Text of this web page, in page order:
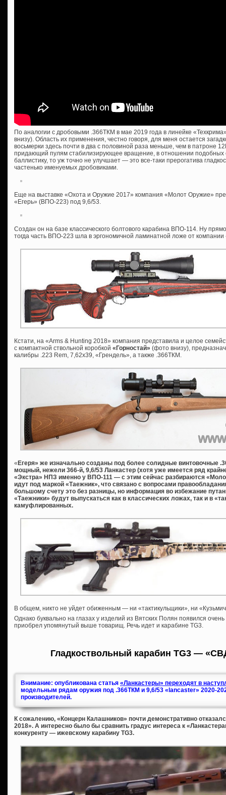
По аналогии с дробовыми .366ТКМ в мае 2019 года в линейке
внизу). Область их применения, честно говоря, для меня остается
восьмерки здесь почти в два с половиной раза меньше, чем в патроне
придающий пулям стабилизирующее вращение, в отношении подобных
баллистику, то уж точно не улучшает — это все-таки прерогатива
частенько именуемых дробовиками.
Еще на выставке «Охота и Оружие 2017» компания «Молот Оружие»
«Егерь» (ВПО-223) под 9,6/53.
Создан он на базе классического болтового карабина ВПО-114. Ну
тогда часть ВПО-223 шла в эргономичной ламинатной ложе от компании
Кстати, на «Arms & Hunting 2018» компания представила и целое
с компактной ствольной коробкой «Горностай» (фото внизу),
калибры .223 Rem, 7,62х39, «Грендель», а также .366ТКМ.
«Егеря» же изначально созданы под более солидные винтовочные
мощный, нежели 366-й, 9,6/53 Ланкастер (хотя уже имеется ряд
«Экстра» НПЗ именно у ВПО-111 — с этим сейчас разбираются
идут под маркой «Таежник», что связано с вопросами
большому счету это без разницы, но информация во избежание
«Таежники» будут выпускаться как в классических ложах, так и в
камуфлированных.
В общем, никто не уйдет обиженным — ни «тактикульщики», ни
Однако буквально на глазах у изделий из Вятских Полян появился
приобрел упомянутый выше товарищ. Речь идет и карабине TG3.
Гладкоствольный карабин TG3 —
Внимание: опубликована статья «Ланкастеры» переходят в
модельным рядам оружия под .366ТКМ и 9,6/53 «lancaster» 2020-
производителей.
К сожалению, «Концерн Калашников» почти демонстративно
2018». А интересно было бы сравнить градус интереса к
конкуренту — ижевскому карабину TG3.